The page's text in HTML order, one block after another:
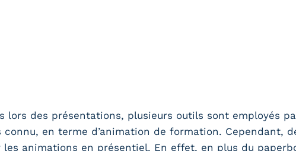
des présentations, plusieurs outils sont employés
en terme d’animation de formation. Cependant,
animations en présentiel. En effet, en plus du